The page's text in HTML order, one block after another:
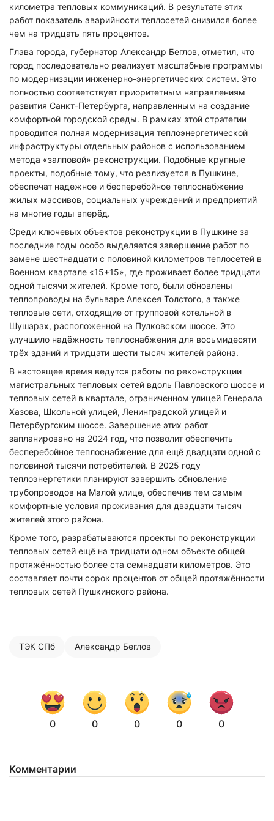
километра тепловых коммуникаций. В результате этих
работ показатель аварийности теплосетей снизился более
чем на тридцать пять процентов.
Глава города, губернатор Александр Беглов, отметил, что
город последовательно реализует масштабные программы
по модернизации инженерно-энергетических систем. Это
полностью соответствует приоритетным направлениям
развития Санкт-Петербурга, направленным на создание
комфортной городской среды. В рамках этой стратегии
проводится полная модернизация теплоэнергетической
инфраструктуры отдельных районов с использованием
метода «залповой» реконструкции. Подобные крупные
проекты, подобные тому, что реализуется в Пушкине,
обеспечат надежное и бесперебойное теплоснабжение
жилых массивов, социальных учреждений и предприятий
на многие годы вперёд.
Среди ключевых объектов реконструкции в Пушкине за
последние годы особо выделяется завершение работ по
замене шестнадцати с половиной километров теплосетей в
Военном квартале «15+15», где проживает более тридцати
одной тысячи жителей. Кроме того, были обновлены
теплопроводы на бульваре Алексея Толстого, а также
тепловые сети, отходящие от групповой котельной в
Шушарах, расположенной на Пулковском шоссе. Это
улучшило надёжность теплоснабжения для восьмидесяти
трёх зданий и тридцати шести тысяч жителей района.
В настоящее время ведутся работы по реконструкции
магистральных тепловых сетей вдоль Павловского шоссе и
тепловых сетей в квартале, ограниченном улицей Генерала
Хазова, Школьной улицей, Ленинградской улицей и
Петербургским шоссе. Завершение этих работ
запланировано на 2024 год, что позволит обеспечить
бесперебойное теплоснабжение для ещё двадцати одной с
половиной тысячи потребителей. В 2025 году
теплоэнергетики планируют завершить обновление
трубопроводов на Малой улице, обеспечив тем самым
комфортные условия проживания для двадцати тысяч
жителей этого района.
Кроме того, разрабатываются проекты по реконструкции
тепловых сетей ещё на тридцати одном объекте общей
протяжённостью более ста семнадцати километров. Это
составляет почти сорок процентов от общей протяжённости
тепловых сетей Пушкинского района.
ТЭК СПб Александр Беглов
0 0 0 0 0
Комментарии
Нажимая на кнопку "Отправить" вы